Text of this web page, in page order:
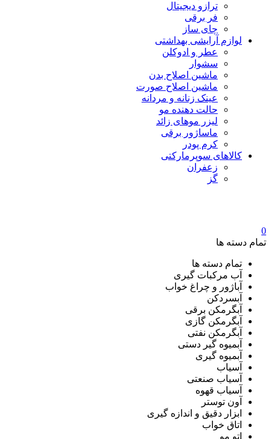
ترازو دیجیتال
فر برقی
چای ساز
لوازم آرایشی بهداشتی
عطر و ادوکلن
سشوار
ماشین اصلاح بدن
ماشین اصلاح صورت
عینک زنانه و مردانه
حالت دهنده مو
لیزر موهای زائد
ماساژور برقی
کرم پودر
کالاهای سوپرمارکتی
زعفران
گز
0
تمام دسته ها
تمام دسته ها
آب مرکبات گیری
آباژور و چراغ خواب
آبسردکن
آبگرمکن برقی
آبگرمکن گازی
آبگرمکن نفتی
آبمیوه گیر دستی
آبمیوه گیری
آسیاب
آسیاب صنعتی
آسیاب قهوه
آون توستر
ابزار دقیق و اندازه گیری
اتاق خواب
اتو مو